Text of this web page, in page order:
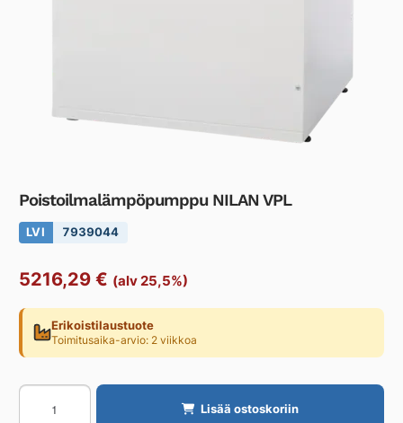
Poistoilmalämpöpumppu NILAN VPL
LVI 7939044
5216,29 € (alv 25,5%)
Erikoistilaustuote
Toimitusaika-arvio: 2 viikkoa
Poistoilmalämpöpumppu
NILAN
Lisää ostoskoriin